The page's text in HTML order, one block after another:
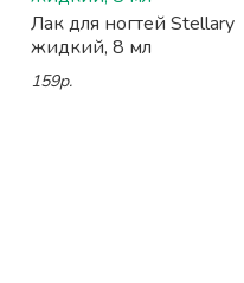
Лак для ногтей Stellary
жидкий, 8 мл
159р.